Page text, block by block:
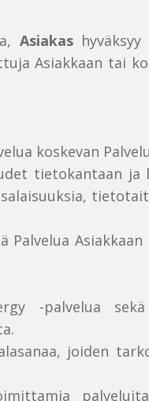
Asiakashyväksyy
Asiakkaan tai
koskevan
tietokantaan ja
Asiakkaan
-palvelua
joiden